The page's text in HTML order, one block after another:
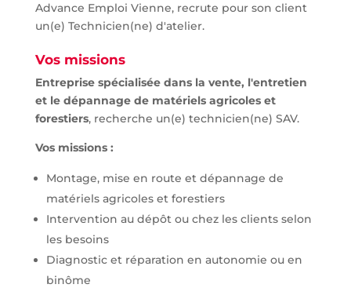
Advance Emploi Vienne, recrute pour son client
un(e) Technicien(ne) d'atelier.
Vos missions
Entreprise spécialisée dans la vente, l'entretien
et le dépannage de matériels agricoles et
forestiers, recherche un(e) technicien(ne) SAV.
Vos missions :
Montage, mise en route et dépannage de
matériels agricoles et forestiers
Intervention au dépôt ou chez les clients selon
les besoins
Diagnostic et réparation en autonomie ou en
binôme